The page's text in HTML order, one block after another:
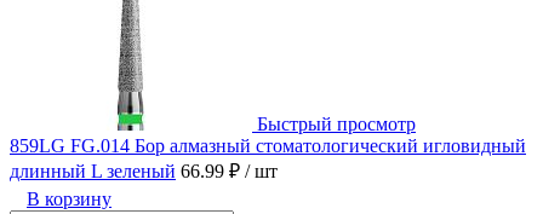
Быстрый просмотр
859LG FG.014 Бор алмазный стоматологический игловидный
длинный L зеленый 66.99 ₽ / шт
В корзину